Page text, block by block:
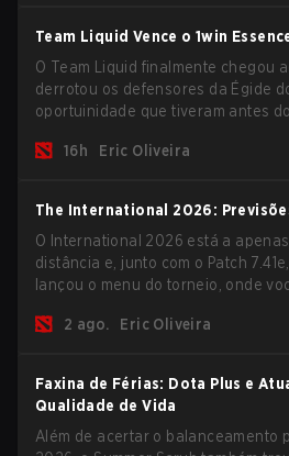
Team Liquid Vence o 1win
O Team Liquid finalmente chegou
derrotou os defensores da Égide
oportuinidade que tiveram antes
uma chance de glória eterna.
16h Eric Oliveira
The International 2026:
O International 2026 está a
distância e, junto com o Patch
lançou o menu do torneio, onde
recompensas deste ano.
2 ago. Eric Oliveira
Faxina de Férias: Dota Plus e
Qualidade de Vida
Além de acertar o balanceamento